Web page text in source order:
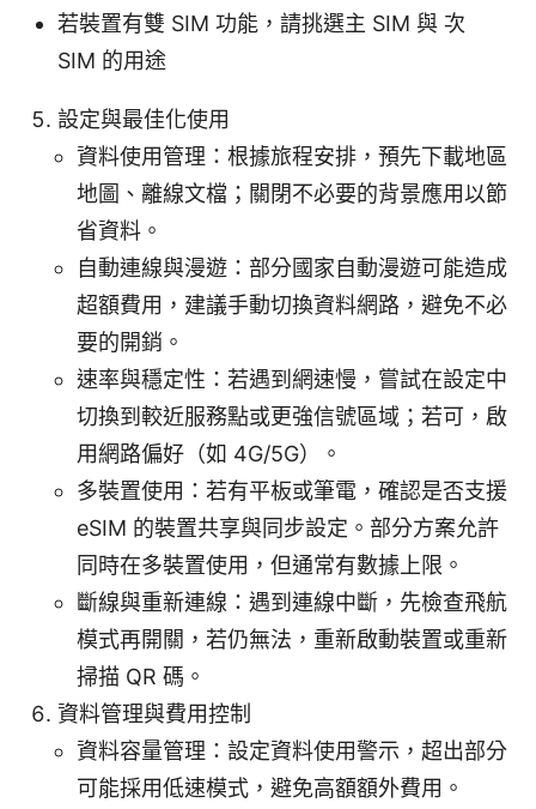
若裝置有雙 SIM 功能，請挑選主 SIM 與 次
SIM 的用途
設定與最佳化使用
資料使用管理：根據旅程安排，預先下載地區
地圖、離線文檔；關閉不必要的背景應用以節
省資料。
自動連線與漫遊：部分國家自動漫遊可能造成
超額費用，建議手動切換資料網路，避免不必
要的開銷。
速率與穩定性：若遇到網速慢，嘗試在設定中
切換到較近服務點或更強信號區域；若可，啟
用網路偏好（如 4G/5G）。
多裝置使用：若有平板或筆電，確認是否支援
eSIM 的裝置共享與同步設定。部分方案允許
同時在多裝置使用，但通常有數據上限。
斷線與重新連線：遇到連線中斷，先檢查飛航
模式再開關，若仍無法，重新啟動裝置或重新
掃描 QR 碼。
資料管理與費用控制
資料容量管理：設定資料使用警示，超出部分
可能採用低速模式，避免高額額外費用。